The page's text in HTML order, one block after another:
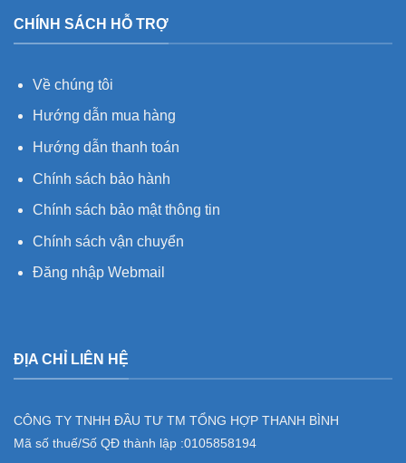
CHÍNH SÁCH HỖ TRỢ
Về chúng tôi
Hướng dẫn mua hàng
Hướng dẫn thanh toán
Chính sách bảo hành
Chính sách bảo mật thông tin
Chính sách vận chuyển
Đăng nhập Webmail
ĐỊA CHỈ LIÊN HỆ
CÔNG TY TNHH ĐẦU TƯ TM TỔNG HỢP THANH BÌNH
Mã số thuế/Số QĐ thành lập :0105858194